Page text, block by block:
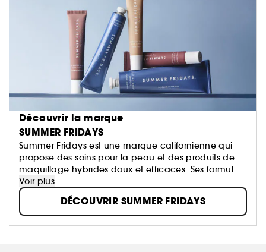
Découvrir la marque
SUMMER FRIDAYS
Summer Fridays est une marque californienne qui
propose des soins pour la peau et des produits de
maquillage hybrides doux et efficaces. Ses formules
primées facilitent les routines quotidiennes et
illuminent le teint, pour que chaque jour soit comme
un vendredi d'été.
Voir plus
DÉCOUVRIR SUMMER FRIDAYS